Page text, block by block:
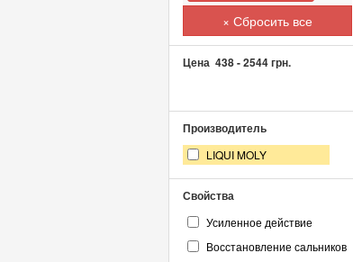
× Сбросить все
Цена 438-2544грн.
Производитель
LIQUI MOLY
Свойства
Усиленное действие
Восстановление сальников